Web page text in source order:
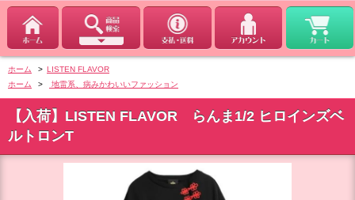
ホーム > LISTEN FLAVOR
ホーム
> 地雷系、病みかわいいファッション
【入荷】LISTEN FLAVOR らんま1/2 ヒロインズベ
ルトロンT